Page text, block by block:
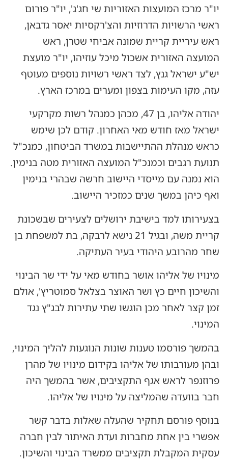
יו"ר מרכז המועצות האזוריות שי חג'ג', יו"ר פורום
ראשי הרשויות הדרוזיות והצ'רקסיות יאסר גדבאן,
ראש עיריית קריית שמונה אביחי שטרן, ראש
המועצה האזורית אשכול מיכל עוזיהו, יו"ר מועצת
יש"ע ישראל גנץ, לצד ראשי רשויות נוספים מעוטף
עזה, מקו העימות בצפון ומערים במרכז הארץ.
יהודה אליהו, בן 47, מכהן כמנהל רשות מקרקעי
ישראל מאז חודש מאי האחרון. קודם לכן שימש
כראש מנהלת ההתיישבות במשרד הביטחון, כמנכ"ל
תנועת רגבים וכמנכ"ל המועצה האזורית מטה בנימין.
הוא נמנה עם מייסדי היישוב חרשה שבהרי בנימין
ואף כיהן במשך שנים כמזכיר היישוב.
בצעירותו למד בישיבת ירושלים לצעירים שבשכונת
קריית משה, ובגיל 21 נישא לרבקה, בת למשפחת בן
שחר מהרובע היהודי בעיר העתיקה.
מינויו של אליהו אושר בחודש מאי על ידי שר הבינוי
והשיכון חיים כץ ושר האוצר בצלאל סמוטריץ', אולם
זמן קצר לאחר מכן הוגשו שתי עתירות לבג"ץ נגד
המינוי.
בהמשך פורסמו טענות שונות הנוגעות להליך המינוי,
ובהן מעורבותו של אליהו בקידום מינויו של מהרן
פרוזנפר לראש אגף התקציבים, אשר בהמשך היה
חבר בוועדה שהמליצה על מינויו של אליהו.
בנוסף פורסם תחקיר שהעלה שאלות בדבר קשר
אפשרי בין אחת מחברות ועדת האיתור לבין חברה
עסקית המקבלת תקציבים ממשרד הבינוי והשיכון.